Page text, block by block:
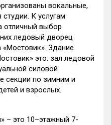
вокальные,
студии. К услугам
отличный выбор
ледовый дворец
Здание
это: зал ледовой
силовой
секции по зимним и
и взрослых.
– это 10–этажный 7-